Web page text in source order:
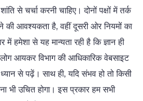
से चर्चा करनी चाहिए। दोनों पक्षों में तर्क
आवश्यकता है, वहीं दूसरी ओर नियमों का
में हमेशा से यह मान्यता रही है कि ज्ञान ही
आयकर विभाग की आधिकारिक वेबसाइट
से पढ़ें। साथ ही, यदि संभव हो तो किसी
भी उचित होगा। इस प्रकार हम सभी